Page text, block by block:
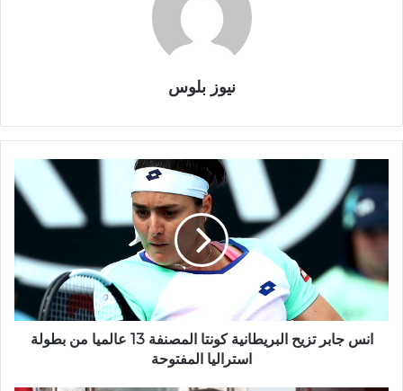
نيوز بلوس
انس جابر تزيح البريطانية كونتا المصنفة 13 عالميا من بطولة
استراليا المفتوحة